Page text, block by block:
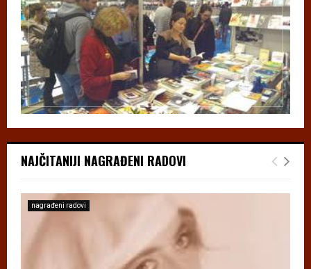
NAJČITANIJI NAGRAĐENI RADOVI
nagrađeni radovi